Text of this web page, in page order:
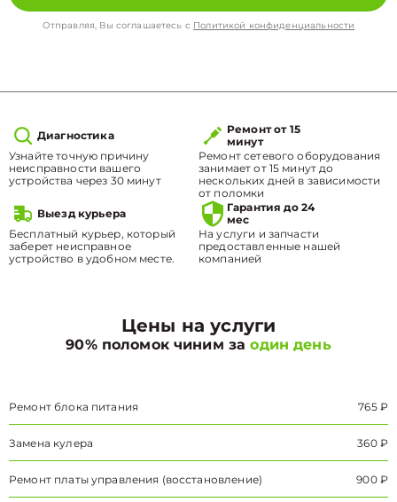
Отправляя, Вы соглашаетесь с Политикой конфиденциальности
Диагностика
Узнайте точную причину
неисправности вашего
устройства через 30 минут
Ремонт от 15
минут
Ремонт сетевого оборудования
занимает от 15 минут до
нескольких дней в зависимости
от поломки
Выезд курьера
Бесплатный курьер, который
заберет неисправное
устройство в удобном месте.
Гарантия до 24
мес
На услуги и запчасти
предоставленные нашей
компанией
Цены на услуги
90% поломок чиним заодин день
Ремонт блока питания 765 ₽
Замена кулера 360 ₽
Ремонт платы управления (восстановление) 900 ₽